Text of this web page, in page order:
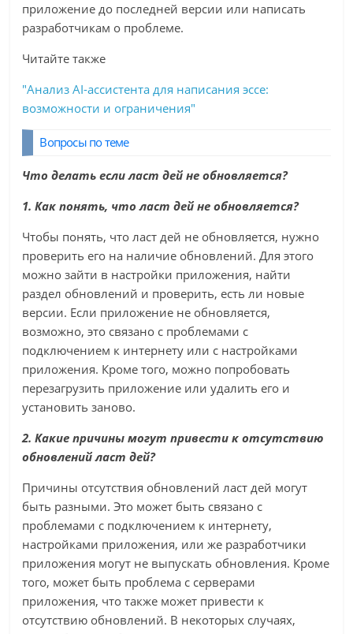
приложение до последней версии или написать
разработчикам о проблеме.
Читайте также
"Анализ AI-ассистента для написания эссе:
возможности и ограничения"
Вопросы по теме
Что делать если ласт дей не обновляется?
1. Как понять, что ласт дей не обновляется?
Чтобы понять, что ласт дей не обновляется, нужно
проверить его на наличие обновлений. Для этого
можно зайти в настройки приложения, найти
раздел обновлений и проверить, есть ли новые
версии. Если приложение не обновляется,
возможно, это связано с проблемами с
подключением к интернету или с настройками
приложения. Кроме того, можно попробовать
перезагрузить приложение или удалить его и
установить заново.
2. Какие причины могут привести к отсутствию
обновлений ласт дей?
Причины отсутствия обновлений ласт дей могут
быть разными. Это может быть связано с
проблемами с подключением к интернету,
настройками приложения, или же разработчики
приложения могут не выпускать обновления. Кроме
того, может быть проблема с серверами
приложения, что также может привести к
отсутствию обновлений. В некоторых случаях,